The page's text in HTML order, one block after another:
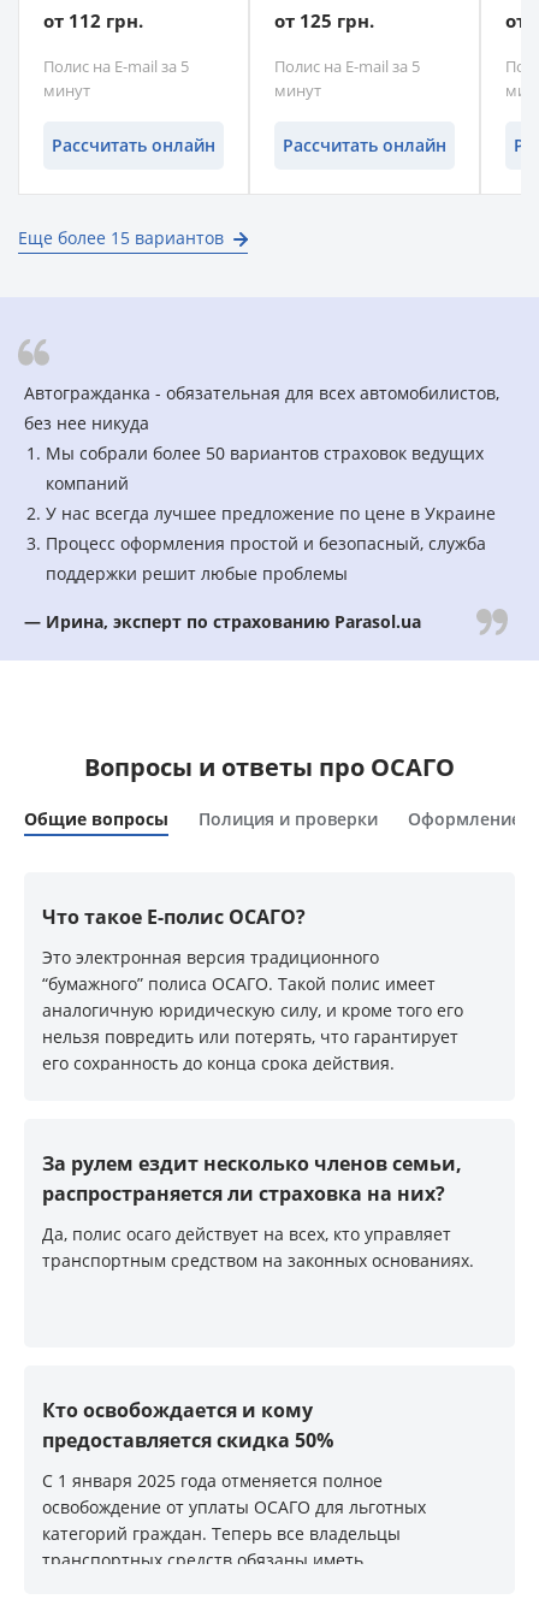
Еще более 15 вариантов
от 112 грн.
Полис на E-mail за 5
минут
Рассчитать онлайн
от 125 грн.
Полис на E-mail за 5
минут
Рассчитать онлайн
от
Автогражданка - обязательная для всех автомобилистов,
без нее никуда
Мы собрали более 50 вариантов страховок ведущих
компаний
У нас всегда лучшее предложение по цене в Украине
Процесс оформления простой и безопасный, служба
поддержки решит любые проблемы
— Ирина, эксперт по страхованию Parasol.ua
Вопросы и ответы про ОСАГО
Общие вопросы Полиция и проверки Оформление
Что такое Е-полис ОСАГО?
Это электронная версия традиционного
“бумажного” полиса ОСАГО. Такой полис имеет
аналогичную юридическую силу, и кроме того его
нельзя повредить или потерять, что гарантирует
его сохранность до конца срока действия.
За рулем ездит несколько членов семьи,
распространяется ли страховка на них?
Да, полис осаго действует на всех, кто управляет
транспортным средством на законных основаниях.
Кто освобождается и кому
предоставляется скидка 50%
С 1 января 2025 года отменяется полное
освобождение от уплаты ОСАГО для льготных
категорий граждан. Теперь все владельцы
транспортных средств обязаны иметь